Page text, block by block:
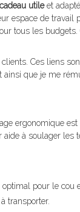
utileet
espace de travail
tous les budgets.
Ces liens
ainsi que je me
ergonomique est
à soulager les
pour le cou
transporter.